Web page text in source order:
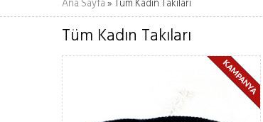
Ana Sayfa» Tüm Kadın Takıları
Tüm Kadın Takıları